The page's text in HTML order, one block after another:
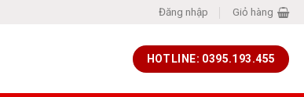
Đăng nhập Giỏ hàng
HOTLINE: 0395.193.455